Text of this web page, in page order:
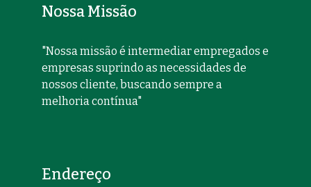
Nossa Missão
"Nossa missão é intermediar empregados e
empresas suprindo as necessidades de
nossos cliente, buscando sempre a
melhoria contínua"
Endereço